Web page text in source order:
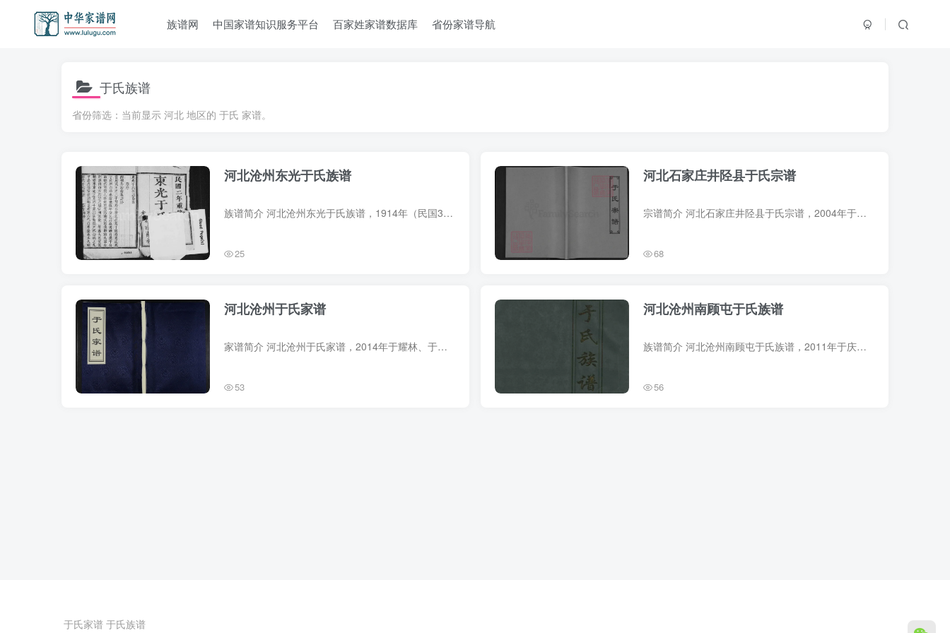
族谱网 中国家谱知识服务平台 百家姓家谱数据库 省份家谱导航
于氏族谱
省份筛选：当前显示 河北 地区的 于氏 家谱。
河北沧州东光于氏族谱
族谱简介 河北沧州东光于氏族谱，1914年（民国3年）于汤言、于宗周等纂修，1册。始迁祖于子成，字九韶，先世山东即墨人，明永乐二年占籍东光县城东永寿乡于家庄。 族谱部分预览 电子版PDF网盘下...
25
河北石家庄井陉县于氏宗谱
宗谱简介 河北石家庄井陉县于氏宗谱，2004年于秀书主编、于贵文编修，1册。始祖于谦（字廷益，号节庵），浙江钱塘人，明大臣。其子于崇登，隐居河北井陉县南峪村。长孙于有道，明成化间迁往白庙...
68
河北沧州于氏家谱
家谱简介 河北沧州于氏家谱，2014年于耀林、于士升等纂修，1册。该族先世从滦州迁居沧州东部，族谱世系从十二世于文魁始。 字辈：桂建福忠祥 春盛承华昌 家谱部分预览 电子版PDF下载
53
河北沧州南顾屯于氏族谱
族谱简介 河北沧州南顾屯于氏族谱，2011年于庆新、于世强等纂修，2册。始祖于鸿，明洪武二年自山东登州府文登县大水泊携三子于达、于迩、于滜迁往昌邑县饮马镇于家汙（洼）子。明永乐二年，于达...
56
于氏家谱 于氏族谱